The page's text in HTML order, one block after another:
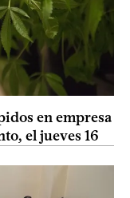
en empresa
el jueves 16